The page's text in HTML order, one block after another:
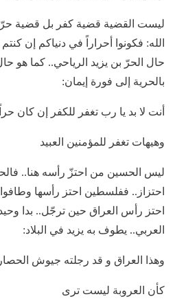
ليست القضية قضية كفر بل قضية
الله: فكونوا أحراراً في دنياكم إن
حال الحرّ بن يزيد الرياحي.. كما هو
بالحرية إلى فورة إيمان:
أنت لا بد يا رب تغفر للكفر إن كان حراً
وهيهات تغفر للمؤمنين العبيد
ليس الحسين من احتزّ رأسه هنا..
احتزاز.. ففلسطين احتز رأسها
احتز رأس العراق حين ترجّل.. بدا
العربي.. يطوف به يزيد في البلاد:
وهذا العراق و قد رجلته جيوش
كأن العروبة ليست ترى